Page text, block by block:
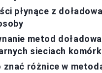
płynące z
metod
sieciach
znać różnice w